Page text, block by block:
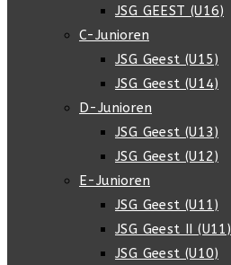
JSG GEEST (U16)
C-Junioren
JSG Geest (U15)
JSG Geest (U14)
D-Junioren
JSG Geest (U13)
JSG Geest (U12)
E-Junioren
JSG Geest (U11)
JSG Geest II (U11)
JSG Geest (U10)